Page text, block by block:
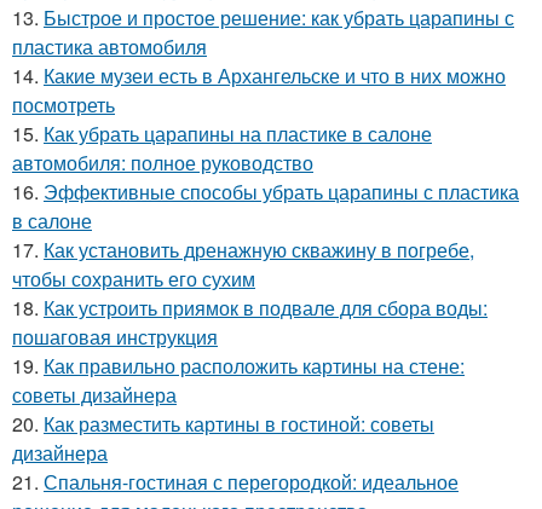
13. Быстрое и простое решение: как убрать царапины с
пластика автомобиля
14. Какие музеи есть в Архангельске и что в них можно
посмотреть
15. Как убрать царапины на пластике в салоне
автомобиля: полное руководство
16. Эффективные способы убрать царапины с пластика
в салоне
17. Как установить дренажную скважину в погребе,
чтобы сохранить его сухим
18. Как устроить приямок в подвале для сбора воды:
пошаговая инструкция
19. Как правильно расположить картины на стене:
советы дизайнера
20. Как разместить картины в гостиной: советы
дизайнера
21. Спальня-гостиная с перегородкой: идеальное